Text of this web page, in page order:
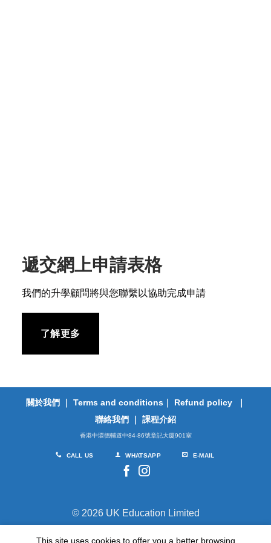
遞交網上申請表格
我們的升學顧問將與您聯繫以協助完成申請
了解更多
關於我們 Terms and conditions Refund policy｜
聯絡我們
課程介紹
香港中環德輔道中84-86號章記大廈901室
CALL US WHATSAPP E-MAIL
© 2026 UK Education Limited
This site uses cookies to offer you a better browsing